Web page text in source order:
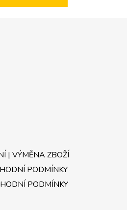
| VÝMĚNA ZBOŽÍ
PODMÍNKY
PODMÍNKY